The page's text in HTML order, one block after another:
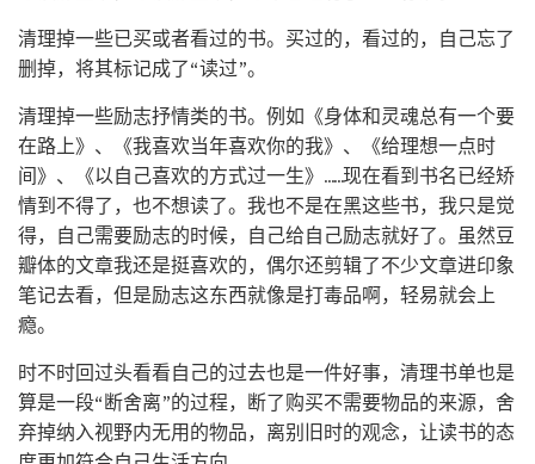
清理掉一些已买或者看过的书。买过的，看过的，自己忘了
删掉，将其标记成了“读过”。
清理掉一些励志抒情类的书。例如《身体和灵魂总有一个要
在路上》、《我喜欢当年喜欢你的我》、《给理想一点时
间》、《以自己喜欢的方式过一生》……现在看到书名已经矫
情到不得了，也不想读了。我也不是在黑这些书，我只是觉
得，自己需要励志的时候，自己给自己励志就好了。虽然豆
瓣体的文章我还是挺喜欢的，偶尔还剪辑了不少文章进印象
笔记去看，但是励志这东西就像是打毒品啊，轻易就会上
瘾。
时不时回过头看看自己的过去也是一件好事，清理书单也是
算是一段“断舍离”的过程，断了购买不需要物品的来源，舍
弃掉纳入视野内无用的物品，离别旧时的观念，让读书的态